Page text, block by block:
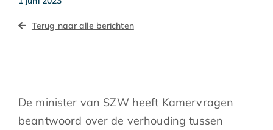
Terug naar alle berichten
De minister van SZW heeft Kamervragen
beantwoord over de verhouding tussen